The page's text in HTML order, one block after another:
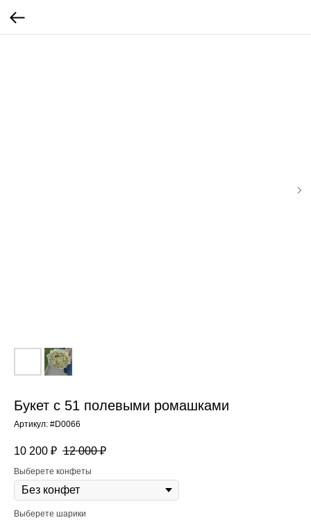
Букет с 51 полевыми ромашками
Артикул: #D0066
10 200 ₽ 12 000 ₽
Выберете конфеты
Выберете шарики